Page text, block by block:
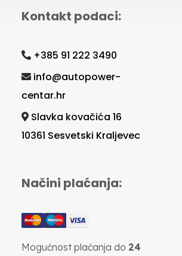
Kontakt podaci:
+385 91 222 3490
info@autopower-
centar.hr
Slavka kovačića 16
10361 Sesvetski Kraljevec
Načini plaćanja:
Mogućnost plaćanja do 24